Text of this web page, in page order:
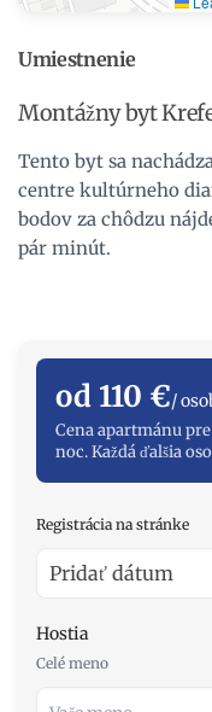
Umiestnenie
Montážny byt
Tento byt sa
centre kultúrneho
bodov za chôdzu
pár minút.
od 110 €/
Cena apartmánu
noc. Každá ďalšia
Registrácia na stránke
Hostia
Celé meno